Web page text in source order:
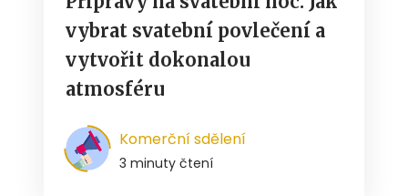
vybrat svatební povlečení a
vytvořit dokonalou
atmosféru
Komerční sdělení
3 minuty čtení